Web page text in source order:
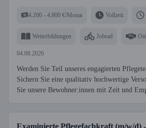
4.200 - 4.800 €/Monat Vollzeit
Weiterbildungen Jobrad
04.08.2026
Werden Sie Teil unseres engagierten
Sichern Sie eine qualitativ hochwertige
Sie unsere Bewohner:innen mit Zeit und
Examinierte Pflegefachkraft (m/w/d)